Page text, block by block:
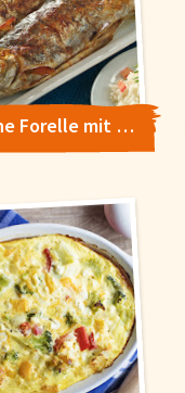
Gebratene Forelle mit Blattspinat